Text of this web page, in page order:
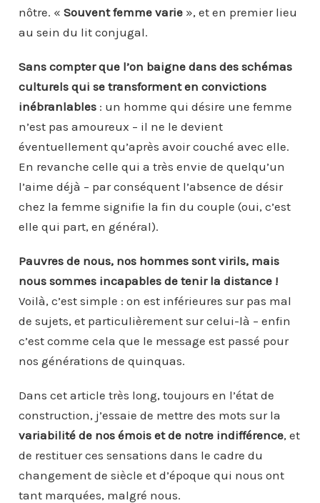
nôtre. « Souvent femme varie», et en premier lieu
au sein du lit conjugal.
Sans compter que l’on baigne dans des schémas
culturels qui se transforment en convictions
inébranlables: un homme qui désire une femme
n’est pas amoureux – il ne le devient
éventuellement qu’après avoir couché avec elle.
En revanche celle qui a très envie de quelqu’un
l’aime déjà – par conséquent l’absence de désir
chez la femme signifie la fin du couple (oui, c’est
elle qui part, en général).
Pauvres de nous, nos hommes sont virils, mais
nous sommes incapables de tenir la distance !
Voilà, c’est simple : on est inférieures sur pas mal
de sujets, et particulièrement sur celui-là – enfin
c’est comme cela que le message est passé pour
nos générations de quinquas.
Dans cet article très long, toujours en l’état de
construction, j’essaie de mettre des mots sur la
variabilité de nos émois et de notre indifférence, et
de restituer ces sensations dans le cadre du
changement de siècle et d’époque qui nous ont
tant marquées, malgré nous.